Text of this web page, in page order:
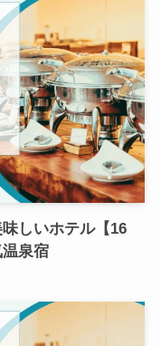
しいホテル【16
泉宿